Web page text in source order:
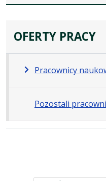
OFERTY PRACY
Pracownicy
Pozostali